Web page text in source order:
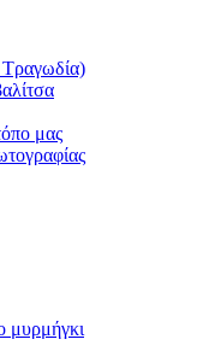
Τραγωδία)
μας
μυρμήγκι